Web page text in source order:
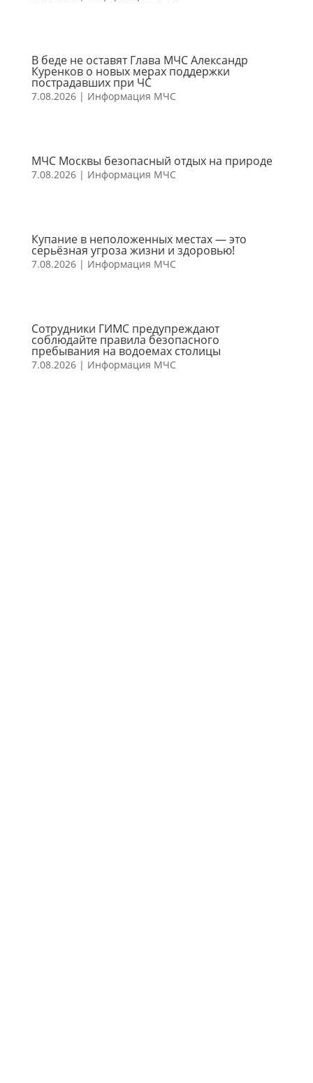
В беде не оставят Глава МЧС Александр
Куренков о новых мерах поддержки
пострадавших при ЧС
7.08.2026| Информация МЧС
МЧС Москвы безопасный отдых на природе
7.08.2026| Информация МЧС
Купание в неположенных местах — это
серьёзная угроза жизни и здоровью!
7.08.2026| Информация МЧС
Сотрудники ГИМС предупреждают
соблюдайте правила безопасного
пребывания на водоемах столицы
7.08.2026| Информация МЧС